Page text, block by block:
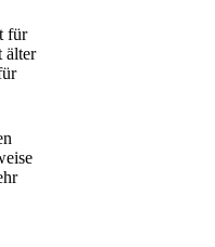
für
älter